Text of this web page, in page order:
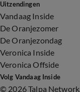
Uitzendingen
Vandaag Inside
De Oranjezomer
De Oranjezondag
Veronica Inside
Veronica Offside
Volg Vandaag Inside
© 2026 Talpa